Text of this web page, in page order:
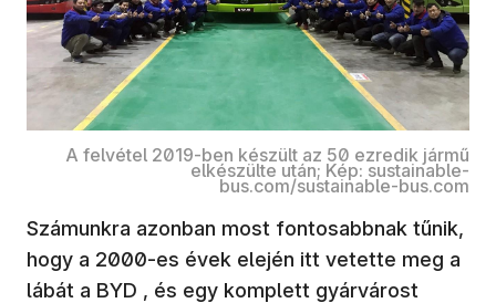
A felvétel 2019-ben készült az 50 ezredik jármű
elkészülte után; Kép: sustainable-
bus.com/sustainable-bus.com
Számunkra azonban most fontosabbnak tűnik,
hogy a 2000-es évek elején itt vetette meg a
lábát a BYD , és egy komplett gyárvárost